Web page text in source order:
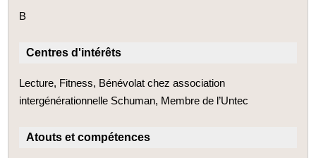
B
Centres d'intérêts
Lecture, Fitness, Bénévolat chez association
intergénérationnelle Schuman, Membre de l’Untec
Atouts et compétences